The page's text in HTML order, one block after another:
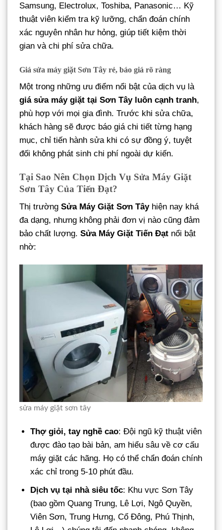
Samsung, Electrolux, Toshiba, Panasonic… Kỹ
thuật viên kiểm tra kỹ lưỡng, chẩn đoán chính
xác nguyên nhân hư hỏng, giúp tiết kiệm thời
gian và chi phí sửa chữa.
Giá sửa máy giặt Sơn Tây rẻ, báo giá rõ ràng
Một trong những ưu điểm nổi bật của dịch vụ là
giá sửa máy giặt tại Sơn Tây luôn cạnh tranh,
phù hợp với mọi gia đình. Trước khi sửa chữa,
khách hàng sẽ được báo giá chi tiết từng hạng
mục, chỉ tiến hành sửa khi có sự đồng ý, tuyệt
đối không phát sinh chi phí ngoài dự kiến.
Tại Sao Nên Chọn Dịch Vụ Sửa Máy Giặt
Sơn Tây Của Tiến Đạt?
Thị trường Sửa Máy Giặt Sơn Tâyhiện nay khá
đa dạng, nhưng không phải đơn vị nào cũng đảm
bảo chất lượng. Sửa Máy Giặt Tiến Đạt nổi bật
nhờ:
sửa máy giặt sơn tây
Thợ giỏi, tay nghề cao: Đội ngũ kỹ thuật viên
được đào tạo bài bản, am hiểu sâu về cơ cấu
máy giặt các hãng. Họ có thể chẩn đoán chính
xác chỉ trong 5-10 phút đầu.
Dịch vụ tại nhà siêu tốc: Khu vực Sơn Tây
(bao gồm Quang Trung, Lê Lợi, Ngô Quyền,
Viên Sơn, Trung Hưng, Cổ Đông, Phú Thịnh,